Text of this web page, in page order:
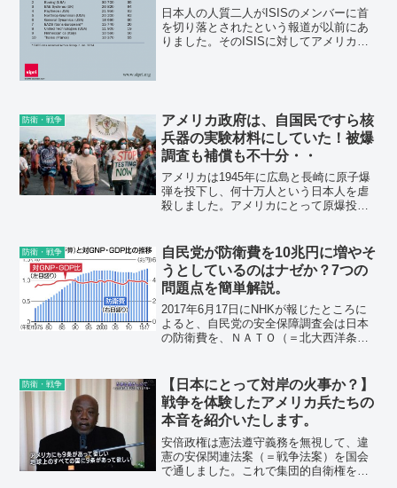
日本人の人質二人がISISのメンバーに首
を切り落とされたという報道が以前にあ
りました。そのISISに対してアメリカ政
防衛・戦争
アメリカ政府は、自国民ですら核
兵器の実験材料にしていた！被爆
調査も補償も不十分・・
アメリカは1945年に広島と長崎に原子爆
弾を投下し、何十万人という日本人を虐
殺しました。アメリカにとって原爆投下
として本国に持ち帰りました。この時点
でアメリカ政府は放射...
防衛・戦争
自民党が防衛費を10兆円に増やそ
うとしているのはナゼか？7つの
問題点を簡単解説。
2017年6月17日にNHKが報じたところに
よると、自民党の安全保障調査会は日本
の防衛費を、ＮＡＴＯ（＝北大西洋条約
きだとする提言をまとめました。中国や
北朝鮮を念頭に...
防衛・戦争
【日本にとって対岸の火事か？】
戦争を体験したアメリカ兵たちの
本音を紹介いたします。
安倍政権は憲法遵守義務を無視して、違
憲の安保関連法案（＝戦争法案）を国会
で通しました。これで集団的自衛権を行